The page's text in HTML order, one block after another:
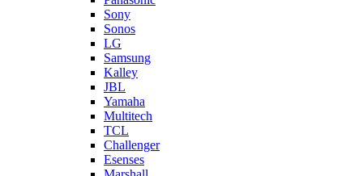
Sony
Sonos
LG
Samsung
Kalley
JBL
Yamaha
Multitech
TCL
Challenger
Esenses